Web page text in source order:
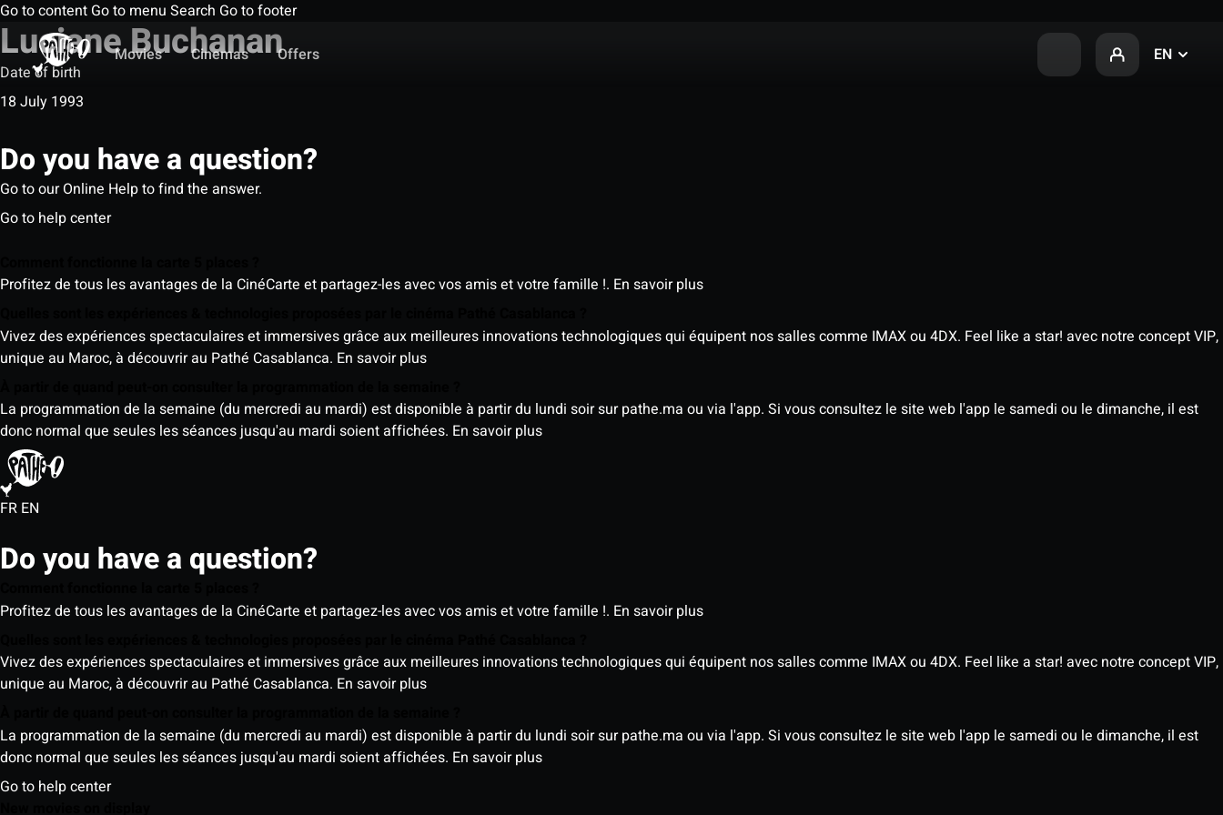
Go to content Go to menu Search Go to footer
Movies
Cinemas Offers EN
Luciane Buchanan
Date of birth
18 July 1993
Do you have a question?
Go to our Online Help to find the answer.
Go to help center
Profitez de tous les avantages de la CinéCarte et partagez-les avec vos amis et votre famille !. En savoir plus
Vivez des expériences spectaculaires et immersives grâce aux meilleures innovations technologiques qui équipent nos salles comme IMAX ou 4DX. Feel like a star! avec notre concept VIP,
unique au Maroc, à découvrir au Pathé Casablanca. En savoir plus
La programmation de la semaine (du mercredi au mardi) est disponible à partir du lundi soir sur pathe.ma ou via l'app. Si vous consultez le site web l'app le samedi ou le dimanche, il est
donc normal que seules les séances jusqu'au mardi soient affichées. En savoir plus
FR EN
Do you have a question?
Profitez de tous les avantages de la CinéCarte et partagez-les avec vos amis et votre famille !. En savoir plus
Vivez des expériences spectaculaires et immersives grâce aux meilleures innovations technologiques qui équipent nos salles comme IMAX ou 4DX. Feel like a star! avec notre concept VIP,
unique au Maroc, à découvrir au Pathé Casablanca. En savoir plus
La programmation de la semaine (du mercredi au mardi) est disponible à partir du lundi soir sur pathe.ma ou via l'app. Si vous consultez le site web l'app le samedi ou le dimanche, il est
donc normal que seules les séances jusqu'au mardi soient affichées. En savoir plus
Go to help center